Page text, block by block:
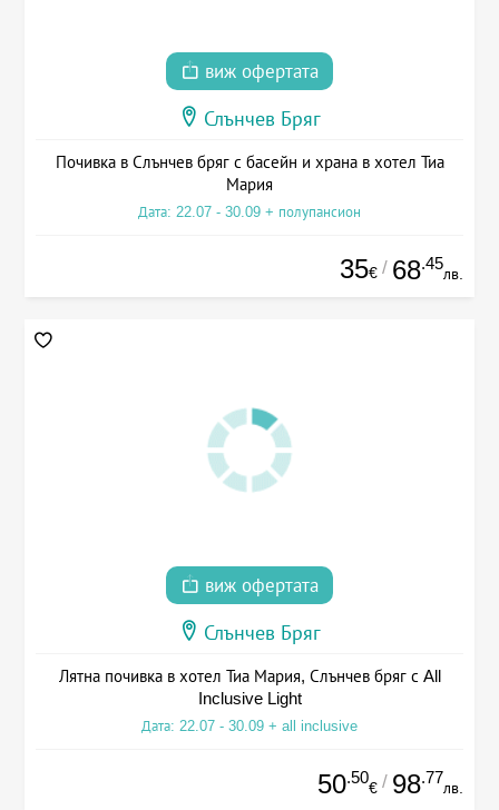
виж офертата
Слънчев Бряг
Почивка в Слънчев бряг с басейн и храна в хотел Тиа
Мария
Дата: 22.07 - 30.09 + полупансион
35€ / 68.45
лв.
виж офертата
Слънчев Бряг
Лятна почивка в хотел Тиа Мария, Слънчев бряг с All
Inclusive Light
Дата: 22.07 - 30.09 + all inclusive
50.50
€ / 98.77
лв.